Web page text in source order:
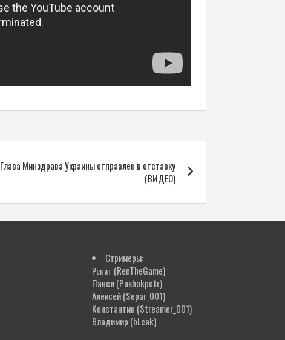
Глава Минздрава Украины отправлен в отставку
(ВИДЕО)
Стримеры:
Ренат (RenTheGame)
Павел(Pashokpetr)
Алексей(Separ_001)
Константин (Streamer_001)
Владимир (bLeak)